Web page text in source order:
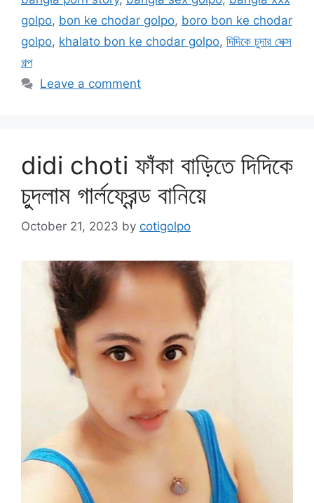
golpo, bon ke chodar golpo, boro bon ke chodar
golpo, khalato bon ke chodar golpo, দিদিকে চুদার সেক্স
গল্প
Leave a comment
didi choti ফাঁকা বাড়িতে দিদিকে
চুদলাম গার্লফ্রেন্ড বানিয়ে
October 21, 2023 by cotigolpo